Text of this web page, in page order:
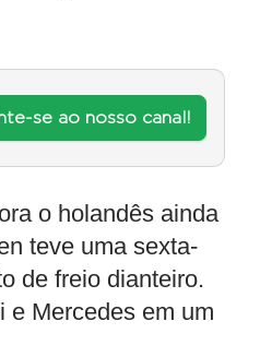
se ao nosso canal!
o holandês ainda
teve uma sexta-
de freio dianteiro.
e Mercedes em um